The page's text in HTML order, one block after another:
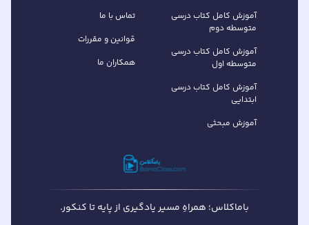
آموزش کامل کتاب‌ درسی
متوسطه دوم
آموزش کامل کتاب‌ درسی
متوسطه اول
آموزش کامل کتاب درسی
ابتدایی
آموزش مبحثی
تماس با ما
قوانین و مقررات
همکاران ما
باماکلاس؛ همراهِ مسیر یادگیری از پایه تا کنکور.